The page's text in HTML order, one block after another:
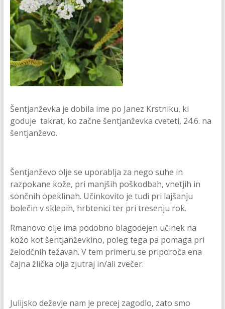
Šentjanževka je dobila ime po Janez Krstniku, ki
goduje takrat, ko začne šentjanževka cveteti, 24.6. na
šentjanževo.
Šentjanževo olje se uporablja za nego suhe in
razpokane kože, pri manjših poškodbah, vnetjih in
sončnih opeklinah. Učinkovito je tudi pri lajšanju
bolečin v sklepih, hrbtenici ter pri tresenju rok.
Rmanovo olje ima podobno blagodejen učinek na
kožo kot šentjanževkino, poleg tega pa pomaga pri
želodčnih težavah. V tem primeru se priporoča ena
čajna žlička olja zjutraj in/ali zvečer.
Julijsko deževje nam je precej zagodlo, zato smo